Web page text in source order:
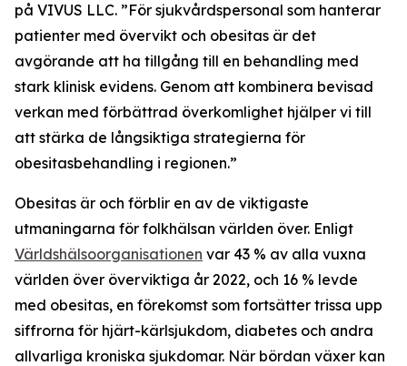
på VIVUS LLC. ”För sjukvårdspersonal som hanterar
patienter med övervikt och obesitas är det
avgörande att ha tillgång till en behandling med
stark klinisk evidens. Genom att kombinera bevisad
verkan med förbättrad överkomlighet hjälper vi till
att stärka de långsiktiga strategierna för
obesitasbehandling i regionen.”
Obesitas är och förblir en av de viktigaste
utmaningarna för folkhälsan världen över. Enligt
Världshälsoorganisationen var 43 % av alla vuxna
världen över överviktiga år 2022, och 16 % levde
med obesitas, en förekomst som fortsätter trissa upp
siffrorna för hjärt-kärlsjukdom, diabetes och andra
allvarliga kroniska sjukdomar. När bördan växer kan